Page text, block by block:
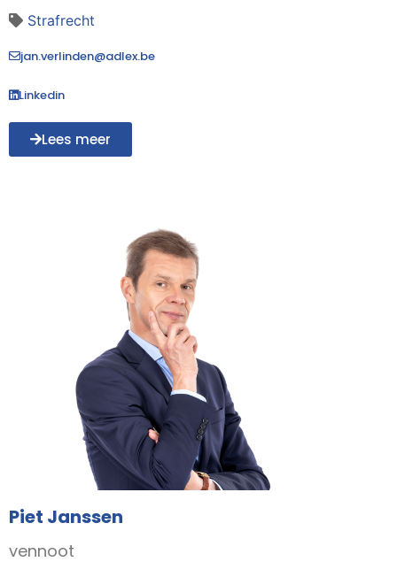
Strafrecht
jan.verlinden@adlex.be
Linkedin
Lees meer
Piet Janssen
vennoot